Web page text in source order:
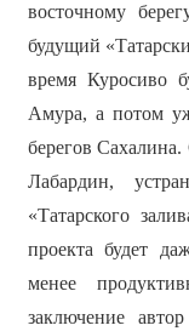
восточному
будущий
время Куросиво
Амура, а потом
берегов
Лабардин,
«Татарского
проекта будет
менее
заключение